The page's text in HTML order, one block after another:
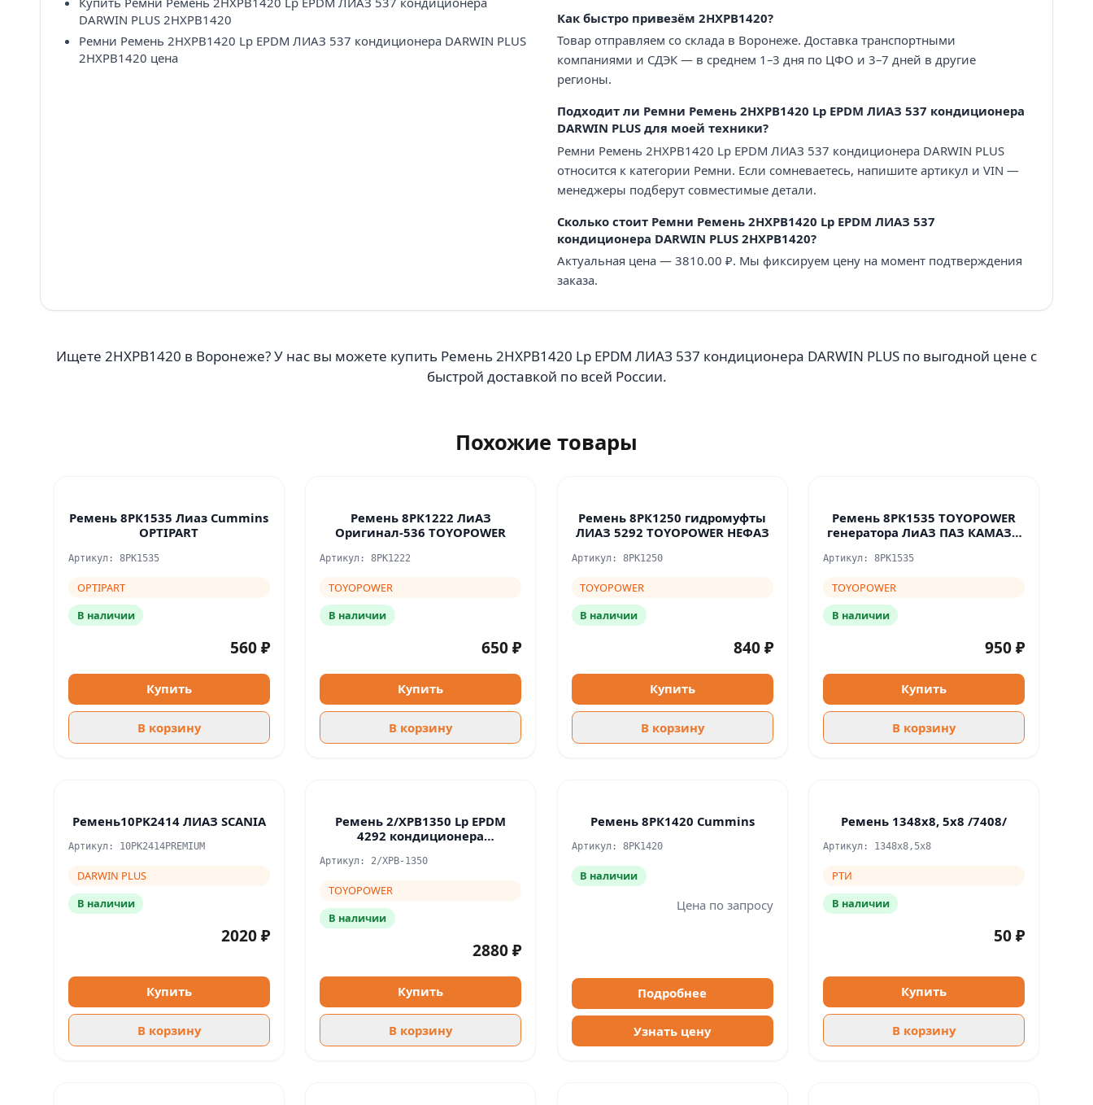
DARWIN PLUS 2HXPB1420
Ремни Ремень 2HXPB1420 Lp EPDM ЛИАЗ 537 кондиционера DARWIN PLUS
2HXPB1420 цена
Как быстро привезём 2HXPB1420?
Товар отправляем со склада в Воронеже. Доставка транспортными
компаниями и СДЭК — в среднем 1–3 дня по ЦФО и 3–7 дней в другие
регионы.
Подходит ли Ремни Ремень 2HXPB1420 Lp EPDM ЛИАЗ 537 кондиционера
DARWIN PLUS для моей техники?
Ремни Ремень 2HXPB1420 Lp EPDM ЛИАЗ 537 кондиционера DARWIN PLUS
относится к категории Ремни. Если сомневаетесь, напишите артикул и VIN —
менеджеры подберут совместимые детали.
Сколько стоит Ремни Ремень 2HXPB1420 Lp EPDM ЛИАЗ 537
кондиционера DARWIN PLUS 2HXPB1420?
Актуальная цена — 3810.00 ₽. Мы фиксируем цену на момент подтверждения
заказа.
Ищете 2HXPB1420 в Воронеже? У нас вы можете купить Ремень 2HXPB1420 Lp EPDM ЛИАЗ 537 кондиционера DARWIN PLUS по выгодной цене с
быстрой доставкой по всей России.
Похожие товары
Ремень 8РК1535 Лиаз Cummins
OPTIPART
Артикул: 8PK1535
OPTIPART
В наличии
560 ₽
Купить
В корзину
Ремень 8РК1222 ЛиАЗ
Оригинал-536 TOYOPOWER
Артикул: 8PK1222
TOYOPOWER
В наличии
650 ₽
Купить
В корзину
Ремень 8РК1250 гидромуфты
ЛИАЗ 5292 TOYOPOWER НЕФАЗ
Артикул: 8PK1250
TOYOPOWER
В наличии
840 ₽
Купить
В корзину
Ремень 8РК1535 TOYOPOWER
генератора ЛиАЗ ПАЗ КАМАЗ с
Артикул: 8PK1535
TOYOPOWER
В наличии
950 ₽
Купить
В корзину
Ремень10PK2414 ЛИАЗ SCANIA
Артикул: 10PK2414PREMIUM
DARWIN PLUS
В наличии
2020 ₽
Купить
В корзину
Ремень 2/XPB1350 Lp EPDM
4292 кондиционера
Артикул: 2/XPB-1350
TOYOPOWER
В наличии
2880 ₽
Купить
В корзину
Ремень 8РК1420 Cummins
Артикул: 8PK1420
В наличии
Цена по запросу
Подробнее
Узнать цену
Ремень 1348х8, 5х8 /7408/
Артикул: 1348x8,5x8
РТИ
В наличии
50 ₽
Купить
В корзину